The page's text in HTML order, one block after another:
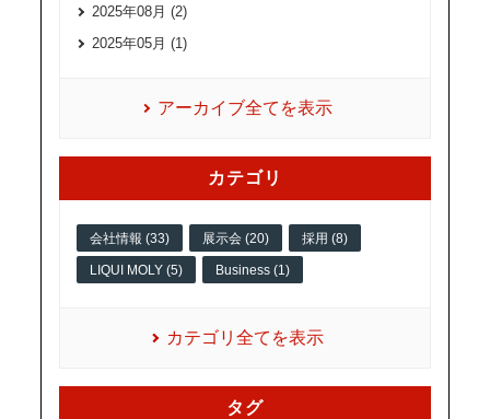
2025年08月 (2)
2025年05月 (1)
アーカイブ全てを表示
カテゴリ
会社情報 (33) 展示会 (20) 採用 (8)
LIQUI MOLY (5) Business (1)
カテゴリ全てを表示
タグ